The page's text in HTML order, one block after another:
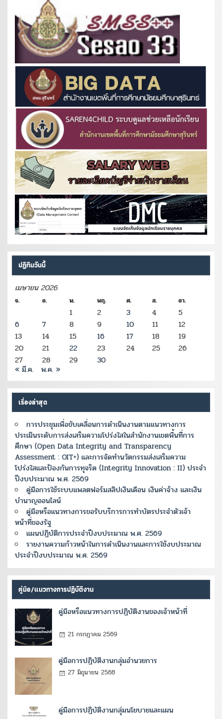
ปฏิทินวันนี้
เมษายน 2026
จ. อ. พ. พฤ. ศ. ส. อา.
1 2 3 4
5
6
7 8 9 10 11
12
13
14 15 16 17 18
19
20
21 22 23 24 25
26
27
28 29 30
« มี.ค. พ.ค. »
เรื่องล่าสุด
การประชุมเพื่อขับเคลื่อนการดำเนินงานตามแนวทางการ
ประเมินระดับการส่งเสริมความโปร่งใสในสำนักงานเขตพื้นที่การ
ศึกษา (Open Data Integrity and Transparency
Assessment : OIT+) และการจัดทำนวัตกรรมส่งเสริมความ
โปร่งใสและป้องกันการทุจริต (Integrity Innovation : II) ประจำ
ปีงบประมาณ พ.ศ. 2569
คู่มือการใช้ระบบแพลตฟอร์มสลิปเงินเดือน เงินค่าจ้าง และเงิน
บำนาญออนไลน์
คู่มือหรือแนวทางการขอรับบริการการทำบัตรประจำตัวเจ้า
หน้าที่ของรัฐ
แผนปฏิบัติการประจำปีงบประมาณ พ.ศ. 2569
รายงานความก้าวหน้าในการดำเนินงานและการใช้งบประมาณ
ประจำปีงบประมาณ พ.ศ. 2569
คู่มือ/แนวทางการปฏิบัติงาน
คู่มือหรือแนวทางการปฏิบัติงานของเจ้าหน้าที่
21 กรกฎาคม 2569
คู่มือการปฏิบัติงานกลุ่มอำนวยการ
27 มิถุนายน 2568
คู่มือการปฏิบัติงานกลุ่มนโยบายและแผน